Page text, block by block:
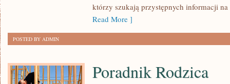
którzy szukają przystępnych informacji
Read More ]
POSTED BY ADMIN
Poradnik Rodzica